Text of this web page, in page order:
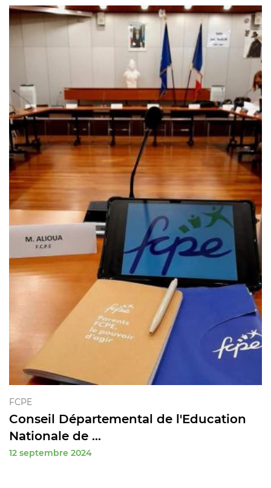
FCPE
Conseil Départemental de l'Education
Nationale de ...
12 septembre 2024